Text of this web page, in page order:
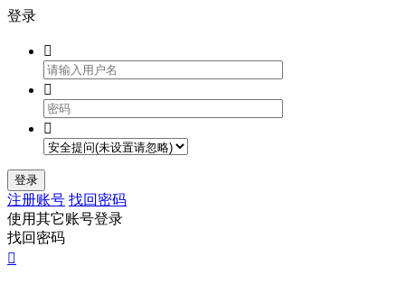
登录



登录
注册账号 找回密码
使用其它账号登录
找回密码
